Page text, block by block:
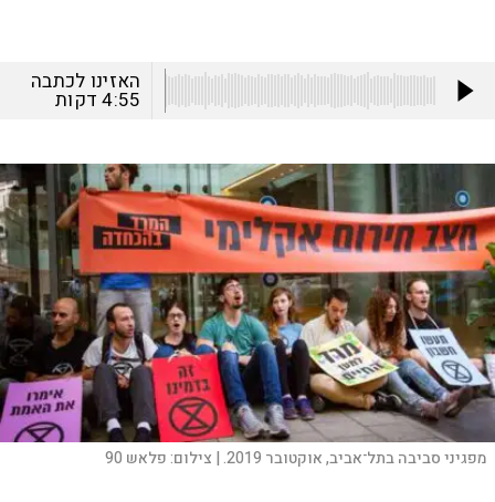
האזינו לכתבה
4:55דקות
מפגיני סביבה בתל־אביב, אוקטובר 2019. | צילום:פלאש 90